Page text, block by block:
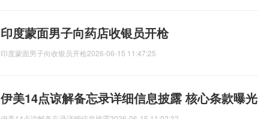
印度蒙面男子向药店收银员开枪
印度蒙面男子向收银员开枪2026-06-15 11:47:25
伊美14点谅解备忘录详细信息披露 核心条款曝光